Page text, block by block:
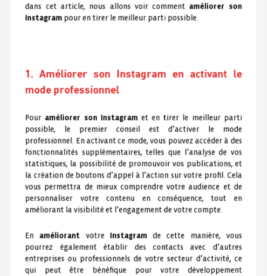
dans cet article, nous allons voir comment améliorer son
Instagram pour en tirer le meilleur parti possible.
1. Améliorer son Instagram en activant le
mode professionnel
Pour améliorer son Instagram et en tirer le meilleur parti
possible, le premier conseil est d’activer le mode
professionnel. En activant ce mode, vous pouvez accéder à des
fonctionnalités supplémentaires, telles que l’analyse de vos
statistiques, la possibilité de promouvoir vos publications, et
la création de boutons d’appel à l’action sur votre profil. Cela
vous permettra de mieux comprendre votre audience et de
personnaliser votre contenu en conséquence, tout en
améliorant la visibilité et l’engagement de votre compte.
Enaméliorant votre Instagramde cette manière, vous
pourrez également établir des contacts avec d’autres
entreprises ou professionnels de votre secteur d’activité, ce
qui peut être bénéfique pour votre développement